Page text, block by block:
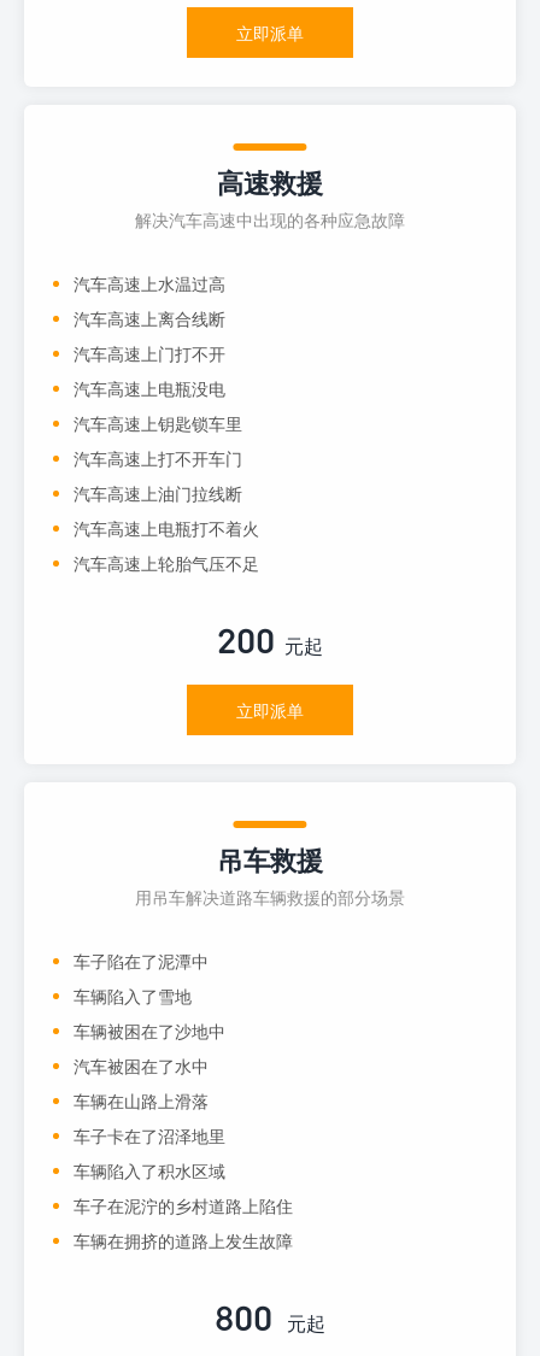
立即派单
高速救援
解决汽车高速中出现的各种应急故障
汽车高速上水温过高
汽车高速上离合线断
汽车高速上门打不开
汽车高速上电瓶没电
汽车高速上钥匙锁车里
汽车高速上打不开车门
汽车高速上油门拉线断
汽车高速上电瓶打不着火
汽车高速上轮胎气压不足
200 元起
立即派单
吊车救援
用吊车解决道路车辆救援的部分场景
车子陷在了泥潭中
车辆陷入了雪地
车辆被困在了沙地中
汽车被困在了水中
车辆在山路上滑落
车子卡在了沼泽地里
车辆陷入了积水区域
车子在泥泞的乡村道路上陷住
车辆在拥挤的道路上发生故障
800 元起